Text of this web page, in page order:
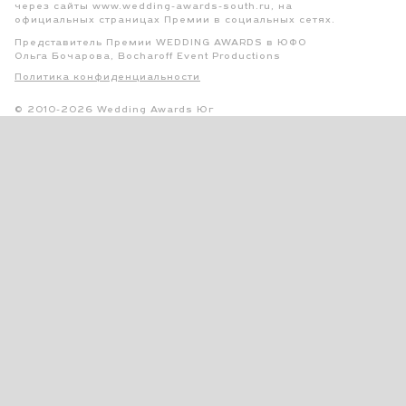
через сайты www.wedding-awards-south.ru, на
официальных страницах Премии в социальных сетях.
Представитель Премии WEDDING AWARDS в ЮФО
Ольга Бочарова, Bocharoff Event Productions
Политика конфиденциальности
© 2010-2026 Wedding Awards Юг